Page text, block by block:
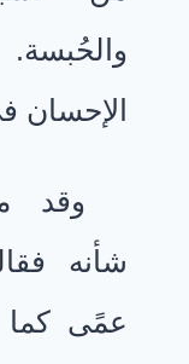
الإحسان
وقد
شأنه
عمًى كما